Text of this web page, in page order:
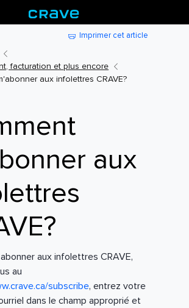
Imprimer cet article
facturation et plus encore
aux infolettres CRAVE?
aux
aux infolettres CRAVE,
au
subscribe, entrez votre
dans le champ approprié et